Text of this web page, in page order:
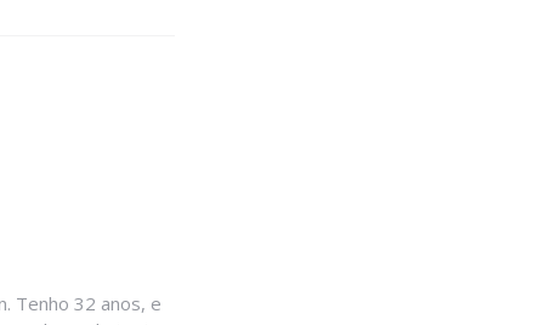
Tenho 32 anos, e